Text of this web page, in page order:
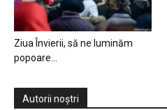
Ziua Învierii, să ne luminăm
popoare…
Autorii noștri